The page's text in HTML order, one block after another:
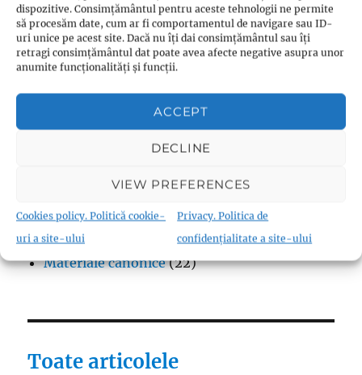
dispozitive. Consimțământul pentru aceste tehnologii ne permite
să procesăm date, cum ar fi comportamentul de navigare sau ID-
uri unice pe acest site. Dacă nu îți dai consimțământul sau îți
retragi consimțământul dat poate avea afecte negative asupra unor
anumite funcționalități și funcții.
ACCEPT
DECLINE
VIEW PREFERENCES
Cookies policy. Politică cookie-
uri a site-ului
Privacy. Politica de
confidențialitate a site-ului
Protestantism – aspecte generale(13)
Reforme(9)
Teologie(10)
Thomas Müntzer(1)
Fraternism
Biserica Înfrățirii Religiilor (Biserica
Fraternistă)
Materiale canonice(22)
Toate articolele